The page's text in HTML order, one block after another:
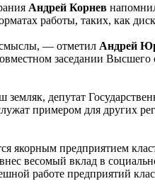
Андрей Корнев
работы, таких, как
смыслы, — отметил Андрей
заседании Высшего
депутат
примером для других
якорным предприятием
весомый вклад в
работе предприятий